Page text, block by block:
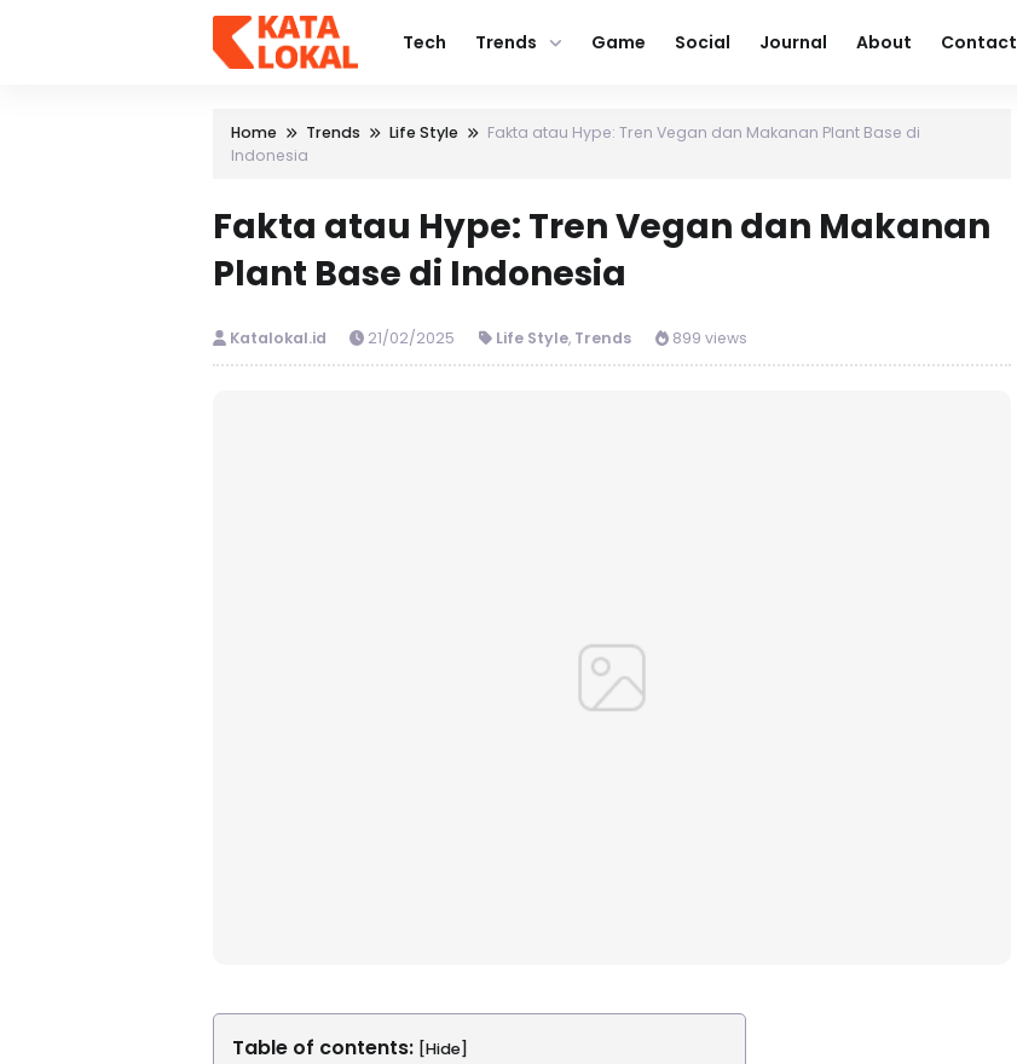
Tech Trends Game Social Journal About Contact
Home Trends Life Style
Fakta atau Hype: Tren Vegan dan Makanan Plant Base di
Indonesia
Fakta atau Hype: Tren Vegan dan Makanan
Plant Base di Indonesia
Katalokal.id 21/02/2025 Life Style, Trends 899 views
Table of contents: [Hide]